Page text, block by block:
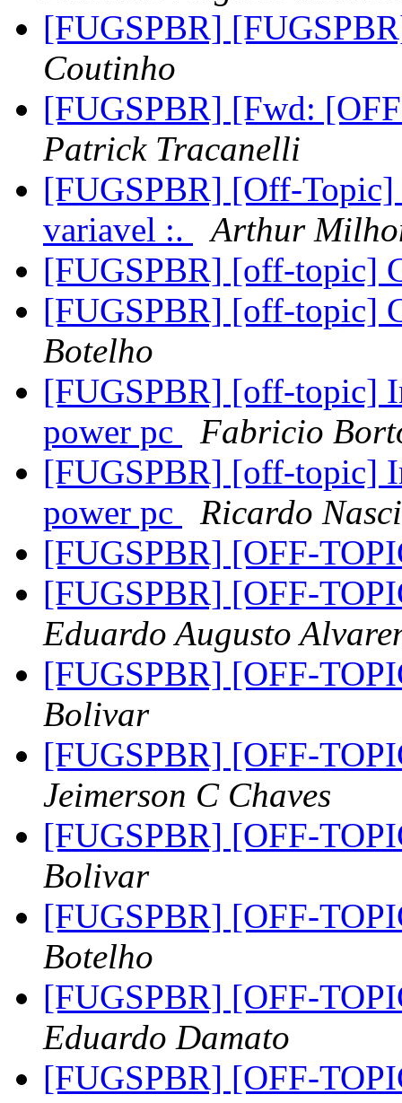
[FUGSPBR]
Coutinho
[FUGSPBR] [Fwd:
Patrick Tracanelli
[FUGSPBR] [Off-Topic]
variavel :.
Arthur
[FUGSPBR] [off-topic]
[FUGSPBR] [off-topic]
Botelho
[FUGSPBR] [off-topic]
power pc
Fabricio
[FUGSPBR] [off-topic]
power pc
Ricardo
[FUGSPBR] [OFF-
[FUGSPBR] [OFF-
Eduardo Augusto
[FUGSPBR] [OFF-
Bolivar
[FUGSPBR] [OFF-
Jeimerson C Chaves
[FUGSPBR] [OFF-
Bolivar
[FUGSPBR] [OFF-
Botelho
[FUGSPBR] [OFF-
Eduardo Damato
[FUGSPBR] [OFF-